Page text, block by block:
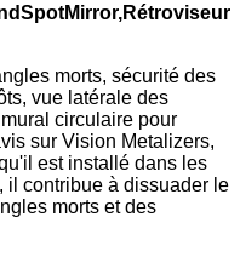
SpotMirror,Rétroviseur
morts, sécurité des
vue latérale des
circulaire pour
sur Vision Metalizers,
est installé dans les
il contribue à dissuader le
morts et des